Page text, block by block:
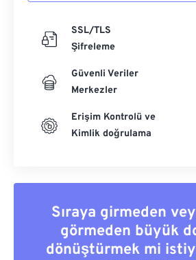
SSL/TLS
Şifreleme
Güvenli Veriler
Merkezler
Erişim Kontrolü ve
Kimlik doğrulama
Sıraya girmeden
görmeden büyük
dönüştürmek mi